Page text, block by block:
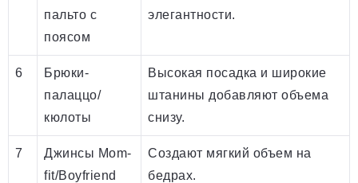
пальто с
поясом
элегантности.
6
Брюки-
палаццо/
кюлоты
Высокая посадка и широкие
штанины добавляют объема
снизу.
7
Джинсы Mom-
fit/Boyfriend
Создают мягкий объем на
бедрах.